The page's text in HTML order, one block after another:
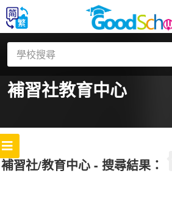
補習社教育中心
補習社/教育中心 - 搜尋結果：